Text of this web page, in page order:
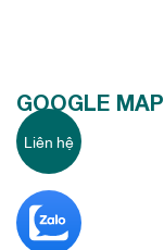
GOOGLE MAP
Liên hệ